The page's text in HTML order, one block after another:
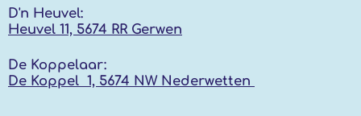
D'n Heuvel:
Heuvel 11, 5674 RR Gerwen
De Koppelaar:
De Koppel 1, 5674 NW Nederwetten